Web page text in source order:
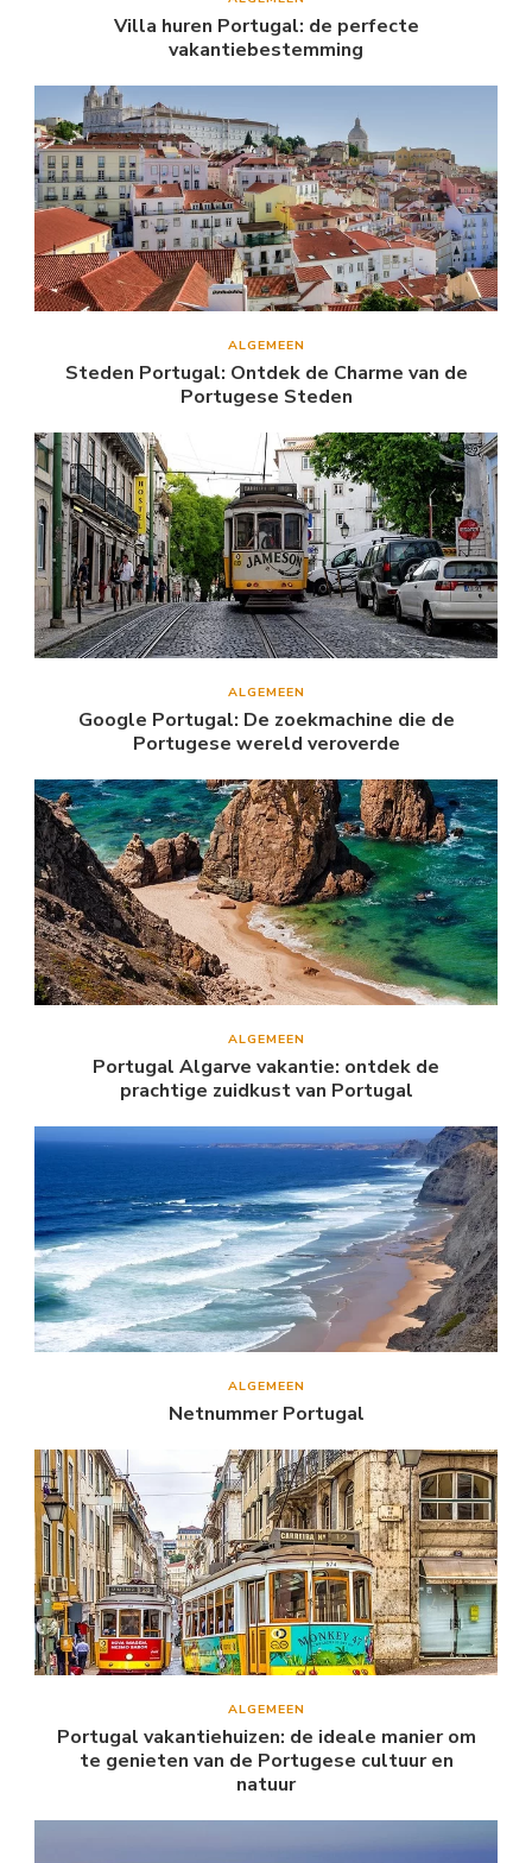
Villa huren Portugal: de perfecte
vakantiebestemming
ALGEMEEN
Steden Portugal: Ontdek de Charme van de
Portugese Steden
ALGEMEEN
Google Portugal: De zoekmachine die de
Portugese wereld veroverde
ALGEMEEN
Portugal Algarve vakantie: ontdek de
prachtige zuidkust van Portugal
ALGEMEEN
Netnummer Portugal
ALGEMEEN
Portugal vakantiehuizen: de ideale manier om
te genieten van de Portugese cultuur en
natuur